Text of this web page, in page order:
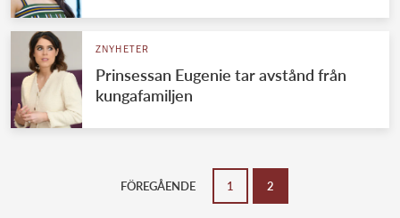
Danska kungahuset
Spanska kungahuset
Jordanska kungahuset
ZNYHETER
Prinsessan Eugenie tar avstånd från
kungafamiljen
FÖREGÅENDE 1 2